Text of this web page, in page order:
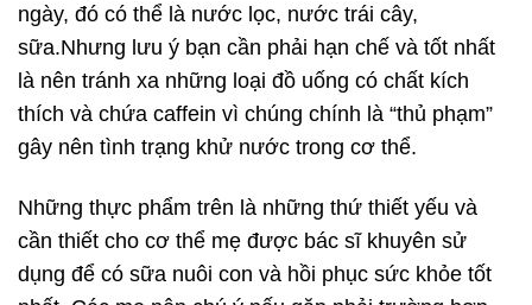
ngày, đó có thể là nước lọc, nước trái cây,
sữa.Nhưng lưu ý bạn cần phải hạn chế và tốt nhất
là nên tránh xa những loại đồ uống có chất kích
thích và chứa caffein vì chúng chính là “thủ phạm”
gây nên tình trạng khử nước trong cơ thể.
Những thực phẩm trên là những thứ thiết yếu và
cần thiết cho cơ thể mẹ được bác sĩ khuyên sử
dụng để có sữa nuôi con và hồi phục sức khỏe tốt